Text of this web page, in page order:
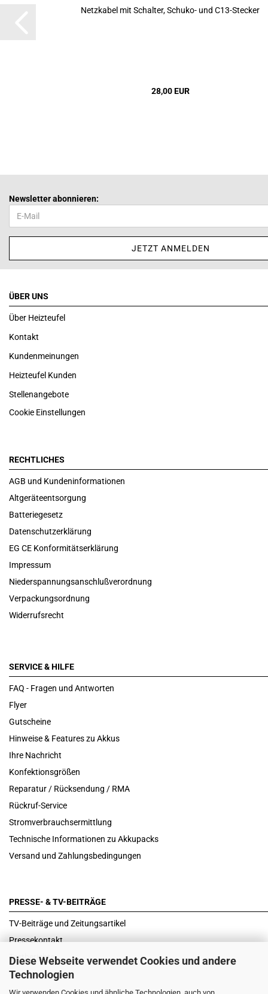
Diese Webseite verwendet Cookies und andere
Technologien
Netz­ka­bel mit Schal­ter, Schuko-​​ und C13-​Ste­cker
28,00 EUR
Newsletter abonnieren:
ÜBER UNS
Über Heizteufel
Kontakt
Kundenmeinungen
Heizteufel Kunden
Stellenangebote
Cookie Einstellungen
RECHTLICHES
AGB und Kundeninformationen
Altgeräteentsorgung
Batteriegesetz
Datenschutzerklärung
EG CE Konformitätserklärung
Impressum
Niederspannungsanschlußverordnung
Verpackungsordnung
Widerrufsrecht
SERVICE & HILFE
FAQ - Fragen und Antworten
Flyer
Gutscheine
Hinweise & Features zu Akkus
Ihre Nachricht
Konfektionsgrößen
Reparatur / Rücksendung / RMA
Rückruf-Service
Stromverbrauchsermittlung
Technische Informationen zu Akkupacks
Versand und Zahlungsbedingungen
PRESSE- & TV-BEITRÄGE
TV-Beiträge und Zeitungsartikel
Pressekontakt
Testberichte